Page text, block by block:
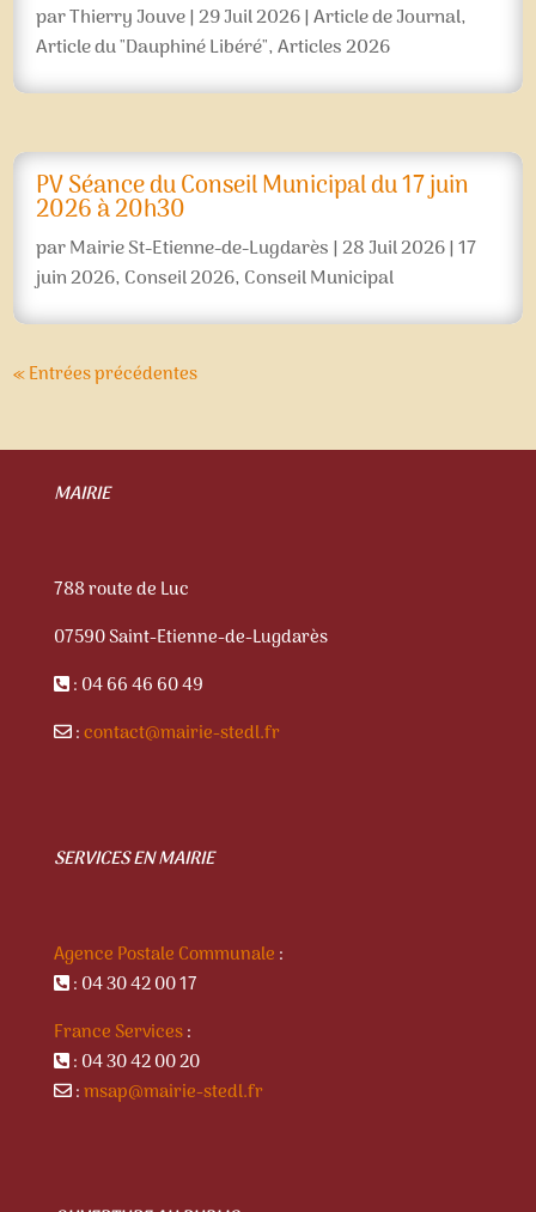
parThierry Jouve|29 Juil 2026|Article de Journal,
Article du "Dauphiné Libéré",Articles 2026
PV Séance du Conseil Municipal du 17 juin
2026 à 20h30
parMairie St-Etienne-de-Lugdarès|28 Juil 2026|17
juin 2026, Conseil 2026, Conseil Municipal
« Entrées précédentes
MAIRIE
788 route de Luc
07590 Saint-Etienne-de-Lugdarès
: 04 66 46 60 49
:contact@mairie-stedl.fr
SERVICES EN MAIRIE
Agence Postale Communale :
: 04 30 42 00 17
France Services:
: 04 30 42 00 20
:msap@mairie-stedl.fr